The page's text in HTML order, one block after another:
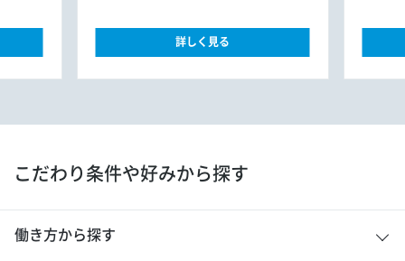
詳しく見る
こだわり条件や好みから探す
働き方から探す